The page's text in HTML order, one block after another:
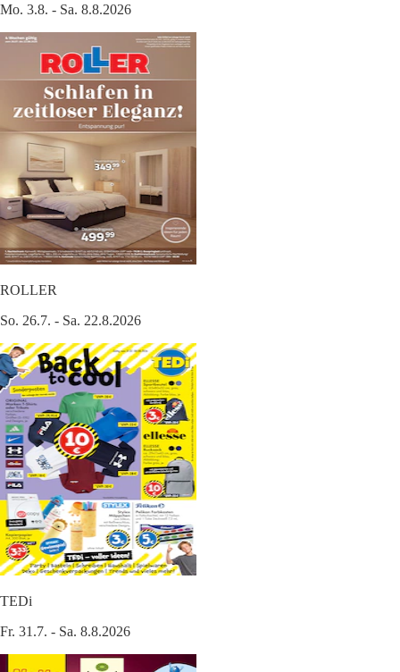
Mo. 3.8. - Sa. 8.8.2026
ROLLER
So. 26.7. - Sa. 22.8.2026
TEDi
Fr. 31.7. - Sa. 8.8.2026